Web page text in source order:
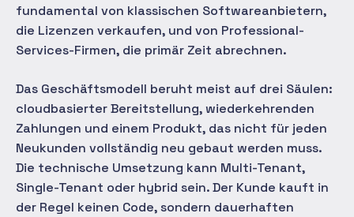
fundamental von klassischen Softwareanbietern,
die Lizenzen verkaufen, und von Professional-
Services-Firmen, die primär Zeit abrechnen.
Das Geschäftsmodell beruht meist auf drei Säulen:
cloudbasierter Bereitstellung, wiederkehrenden
Zahlungen und einem Produkt, das nicht für jeden
Neukunden vollständig neu gebaut werden muss.
Die technische Umsetzung kann Multi-Tenant,
Single-Tenant oder hybrid sein. Der Kunde kauft in
der Regel keinen Code, sondern dauerhaften